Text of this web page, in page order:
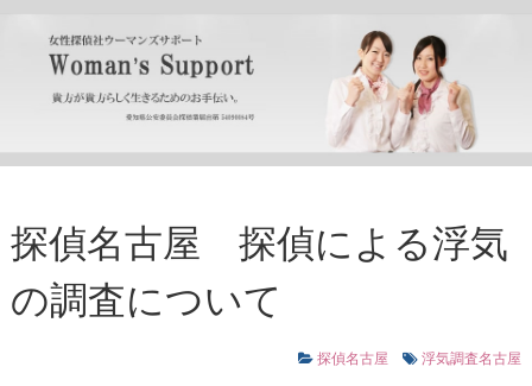
探偵名古屋 探偵による浮気
の調査について
探偵名古屋 浮気調査名古屋